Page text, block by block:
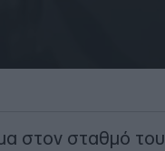
στον σταθμό του